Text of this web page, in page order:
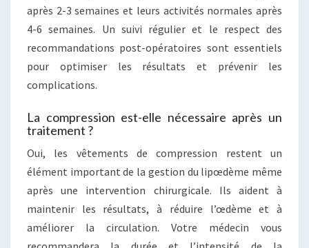
après 2-3 semaines et leurs activités normales après
4-6 semaines. Un suivi régulier et le respect des
recommandations post-opératoires sont essentiels
pour optimiser les résultats et prévenir les
complications.
La compression est-elle nécessaire après un
traitement ?
Oui, les vêtements de compression restent un
élément important de la gestion du lipœdème même
après une intervention chirurgicale. Ils aident à
maintenir les résultats, à réduire l’œdème et à
améliorer la circulation. Votre médecin vous